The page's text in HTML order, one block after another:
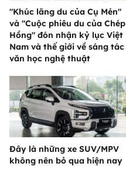
"Khúc lãng du của Cụ Mén"
và "Cuộc phiêu du của Chép
Hồng" đón nhận kỷ lục Việt
Nam và thế giới về sáng tác
văn học nghệ thuật
Đây là những xe SUV/MPV
không nên bỏ qua hiện nay